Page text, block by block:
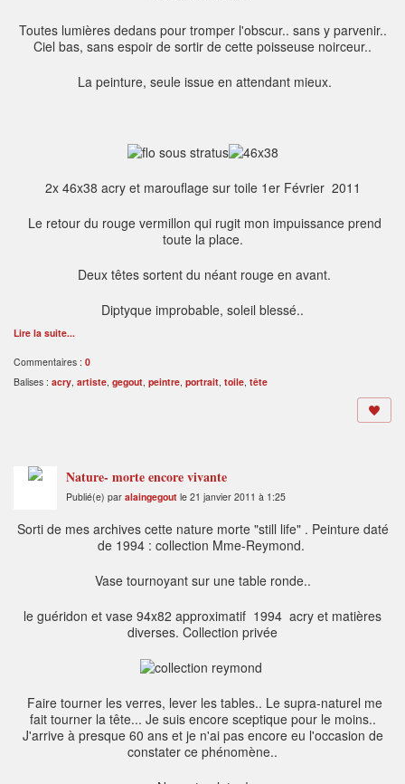
Toutes lumières dedans pour tromper l'obscur.. sans y parvenir..
Ciel bas, sans espoir de sortir de cette poisseuse noirceur..
La peinture, seule issue en attendant mieux.
2x 46x38 acry et marouflage sur toile 1er Février 2011
Le retour du rouge vermillon qui rugit mon impuissance prend
toute la place.
Deux têtes sortent du néant rouge en avant.
Diptyque improbable, soleil blessé..
Lire la suite...
Commentaires : 0
Balises : acry, artiste, gegout, peintre, portrait, toile, tête
Nature- morte encore vivante
Publié(e) par alaingegout le 21 janvier 2011 à 1:25
Sorti de mes archives cette nature morte "still life" . Peinture daté
de 1994 : collection Mme-Reymond.
Vase tournoyant sur une table ronde..
le guéridon et vase 94x82 approximatif 1994 acry et matières
diverses. Collection privée
Faire tourner les verres, lever les tables.. Le supra-naturel me
fait tourner la tête... Je suis encore sceptique pour le moins..
J'arrive à presque 60 ans et je n'ai pas encore eu l'occasion de
constater ce phénomène..